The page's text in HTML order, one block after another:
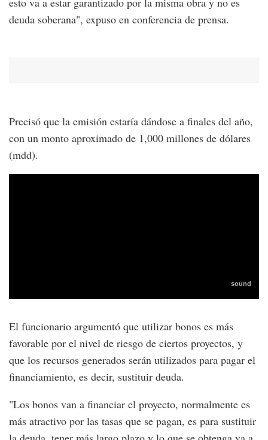
deuda soberana", expuso en conferencia de prensa.
Precisó que la emisión estaría dándose a finales del año,
con un monto aproximado de 1,000 millones de dólares
(mdd).
El funcionario argumentó que utilizar bonos es más
favorable por el nivel de riesgo de ciertos proyectos, y
que los recursos generados serán utilizados para pagar el
financiamiento, es decir, sustituir deuda.
"Los bonos van a financiar el proyecto, normalmente es
más atractivo por las tasas que se pagan, es para sustituir